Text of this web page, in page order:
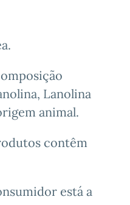
Lanolina
animal.
contêm
está a